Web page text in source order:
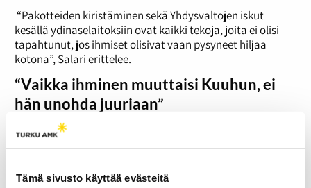
Tämä sivusto käyttää evästeitä
“Pakotteiden kiristäminen sekä Yhdysvaltojen iskut
kesällä ydinaselaitoksiin ovat kaikki tekoja, joita ei olisi
tapahtunut, jos ihmiset olisivat vaan pysyneet hiljaa
kotona”, Salari erittelee.
“Vaikka ihminen muuttaisi Kuuhun, ei
hän unohda juuriaan”
Salari syntyi Irakissa Kurdistanin alueella, mutta hänen
Iranissa läheisiä, jotka elävät hengenvaarassa.